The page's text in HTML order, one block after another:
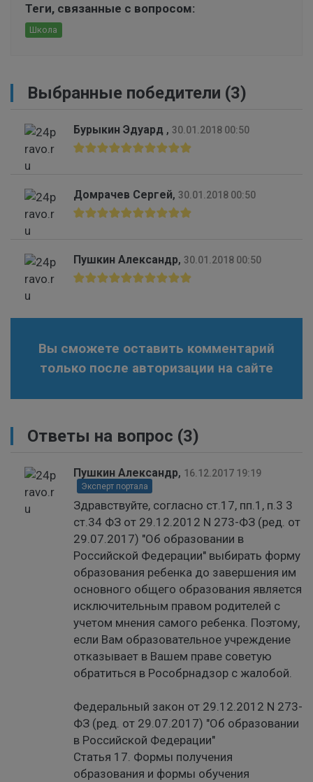
Теги, связанные с вопросом:
Школа
Выбранные победители (3)
Бурыкин Эдуард , 30.01.2018 00:50
Домрачев Сергей, 30.01.2018 00:50
Пушкин Александр, 30.01.2018 00:50
Вы сможете оставить комментарий
только после авторизации на сайте
Ответы на вопрос (3)
Пушкин Александр, 16.12.2017 19:19
Эксперт портала
Здравствуйте, согласно ст.17, пп.1, п.3 3
ст.34 ФЗ от 29.12.2012 N 273-ФЗ (ред. от
29.07.2017) "Об образовании в
Российской Федерации" выбирать форму
образования ребенка до завершения им
основного общего образования является
исключительным правом родителей с
учетом мнения самого ребенка. Поэтому,
если Вам образовательное учреждение
отказывает в Вашем праве советую
обратиться в Рособрнадзор с жалобой.
Федеральный закон от 29.12.2012 N 273-
ФЗ (ред. от 29.07.2017) "Об образовании
в Российской Федерации"
Статья 17. Формы получения
образования и формы обучения